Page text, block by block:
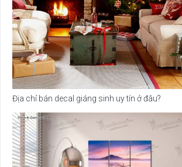
Địa chỉ bán decal giáng sinh uy tín ở đâu?